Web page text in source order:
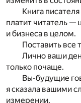
Книга
платит читатель —
и бизнеса в целом.
Поставить все
Лично ваши
только почаще.
Вы-будущие
я сказала вашими
измерении.